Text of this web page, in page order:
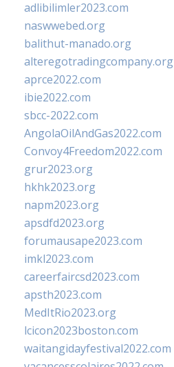
adlibilimler2023.com
naswwebed.org
balithut-manado.org
alteregotradingcompany.org
aprce2022.com
ibie2022.com
sbcc-2022.com
AngolaOilAndGas2022.com
Convoy4Freedom2022.com
grur2023.org
hkhk2023.org
napm2023.org
apsdfd2023.org
forumausape2023.com
imkl2023.com
careerfaircsd2023.com
apsth2023.com
MedItRio2023.org
lcicon2023boston.com
waitangidayfestival2022.com